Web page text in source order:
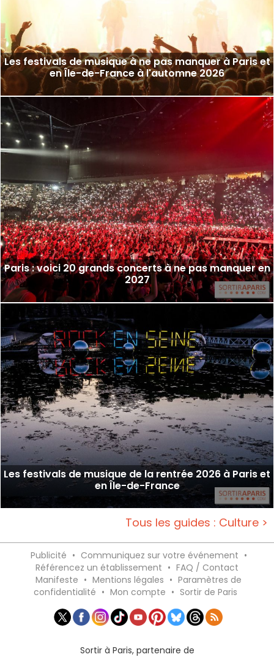
Les festivals de musique à ne pas manquer à Paris et
en Île-de-France à l'automne 2026
Paris : voici 20 grands concerts à ne pas manquer en
2027
Les festivals de musique de la rentrée 2026 à Paris et
en Île-de-France
Tous les guides : Culture >
Publicité • Communiquez sur votre événement •
Référencez un établissement • FAQ / Contact
Manifeste • Mentions légales • Paramètres de
confidentialité • Mon compte • Sortir de Paris
Sortir à Paris, partenaire de